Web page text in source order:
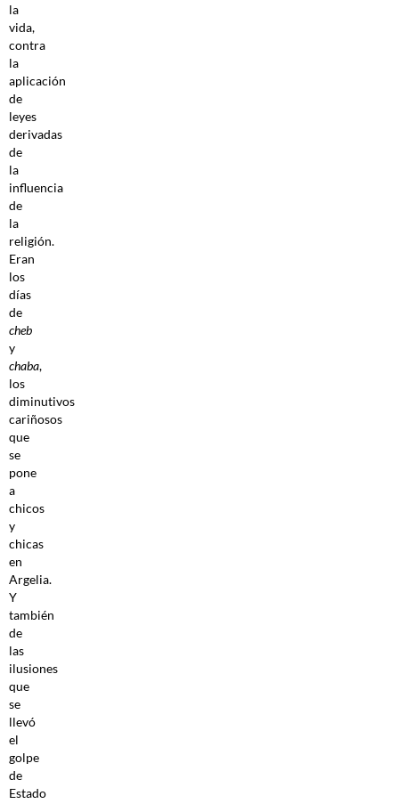
la
vida,
contra
la
aplicación
de
leyes
derivadas
de
la
influencia
de
la
religión.
Eran
los
días
de
cheb
y
chaba,
los
diminutivos
cariñosos
que
se
pone
a
chicos
y
chicas
en
Argelia.
Y
también
de
las
ilusiones
que
se
llevó
el
golpe
de
Estado